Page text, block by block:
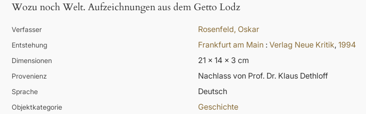
Wozu noch Welt. Aufzeichnungen aus dem Getto Lodz
Verfasser Rosenfeld, Oskar
Entstehung Frankfurt am Main : Verlag Neue Kritik, 1994
Dimensionen 21 x 14 x 3 cm
Provenienz Nachlass von Prof. Dr. Klaus Dethloff
Sprache Deutsch
Objektkategorie Geschichte